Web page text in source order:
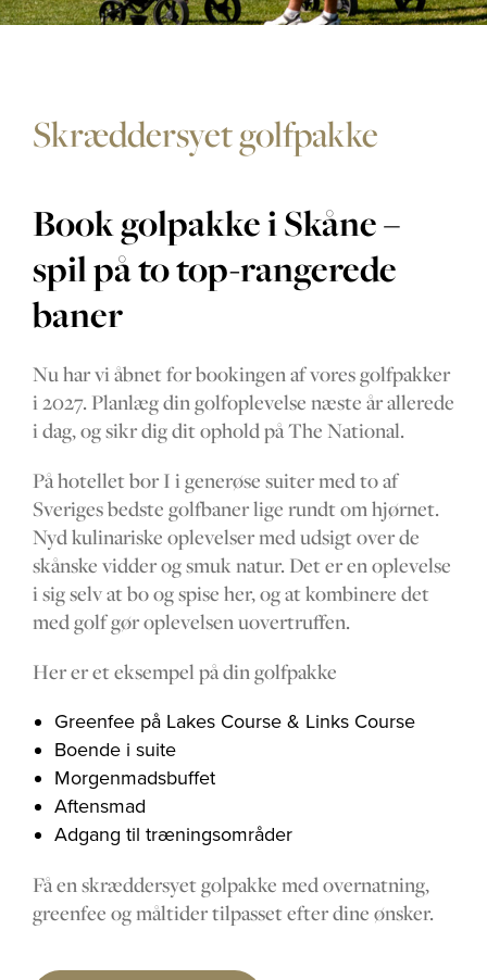
The Range
MEDLEMSKAB
KONTAKT OS
Skræddersyet golfpakke
Book golpakke i Skåne –
spil på to top-rangerede
baner
Nu har vi åbnet for bookingen af vores golfpakker
i 2027. Planlæg din golfoplevelse næste år allerede
i dag, og sikr dig dit ophold på The National.
På hotellet bor I i generøse suiter med to af
Sveriges bedste golfbaner lige rundt om hjørnet.
Nyd kulinariske oplevelser med udsigt over de
skånske vidder og smuk natur. Det er en oplevelse
i sig selv at bo og spise her, og at kombinere det
med golf gør oplevelsen uovertruffen.
Her er et eksempel på din golfpakke
Greenfee på Lakes Course & Links Course
Boende i suite
Morgenmadsbuffet
Aftensmad
Adgang til træningsområder
Få en skræddersyet golpakke med overnatning,
greenfee og måltider tilpasset efter dine ønsker.